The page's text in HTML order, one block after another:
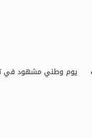
د. دينا عثمان